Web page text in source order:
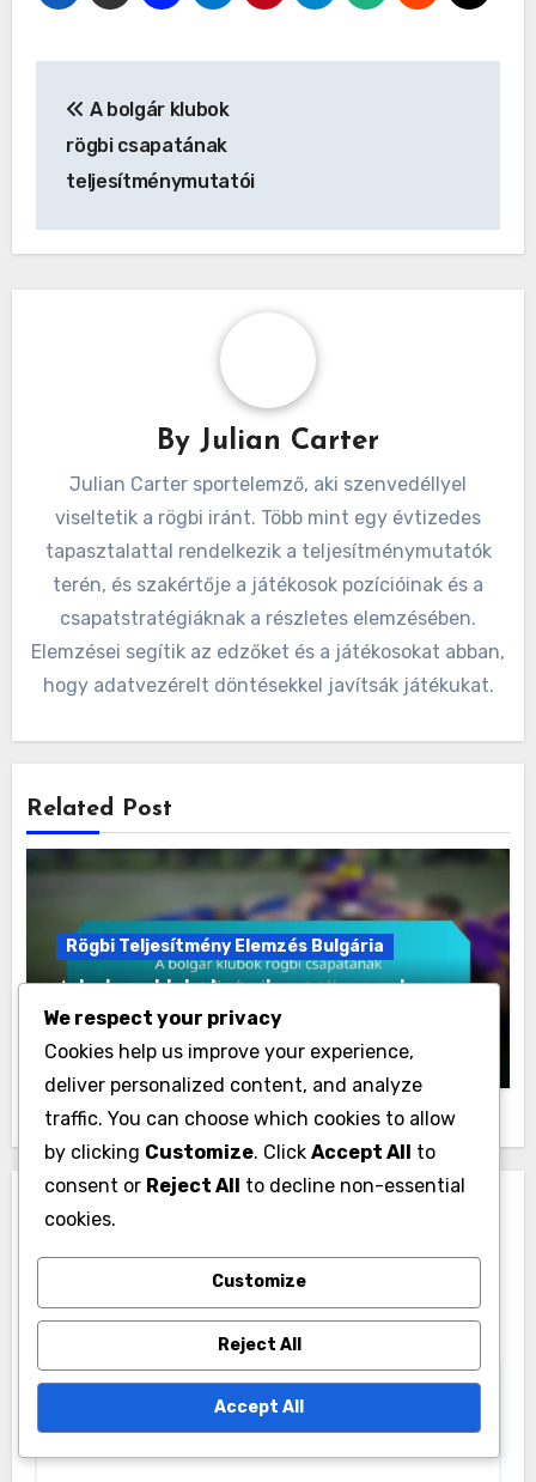
navigation
A bolgár klubok
rögbi csapatának
teljesítménymutatói
By Julian Carter
Julian Carter sportelemző, aki szenvedéllyel
viseltetik a rögbi iránt. Több mint egy évtizedes
tapasztalattal rendelkezik a teljesítménymutatók
terén, és szakértője a játékosok pozícióinak és a
csapatstratégiáknak a részletes elemzésében.
Elemzései segítik az edzőket és a játékosokat abban,
hogy adatvezérelt döntésekkel javítsák játékukat.
Related Post
Rögbi Teljesítmény Elemzés Bulgária
A bolgár klubok rögbi csapatának
teljesítménymutatói
Julian Carter 20/11/2025
Leave a Reply
Your email address will not be published. Required
We respect your privacy
Cookies help us improve your experience,
deliver personalized content, and analyze
traffic. You can choose which cookies to allow
by clicking Customize. Click Accept All to
consent or Reject All to decline non-essential
cookies.
Customize
Reject All
Accept All